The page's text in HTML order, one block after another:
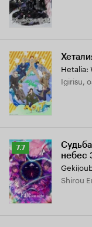
Hetalia:
Igirisu,
Рейтинг
Кинопоиска
7.7
7.7
небес
Shirou